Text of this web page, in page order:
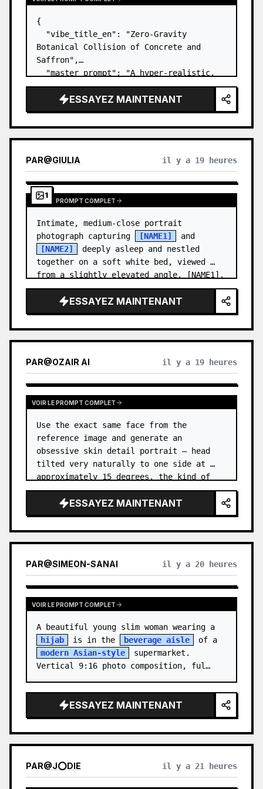
{
  "vibe_title_en": "Zero-Gravity
Botanical Collision of Concrete and
Saffron",
  "master_prompt": "A hyper-realistic,
surreal high-fashion editorial. The
Protagonist stands center-frame in a
colossal, brutalist concrete botanical
seed vault. They are wearing…
ESSAYEZ MAINTENANT
PAR@GIULIA il y a 19 heures
1
VOIR LE PROMPT COMPLET
Intimate, medium-close portrait
photograph capturing
[NAME1]
[NAME2]
deeply asleep and nestled
together on a soft white bed, viewed
from a slightly elevated angle. [NAME1],
…
ESSAYEZ MAINTENANT
PAR@OZAIR AI il y a 19 heures
VOIR LE PROMPT COMPLET
Use the exact same face from the
reference image and generate an
obsessive skin detail portrait — head
tilted very naturally to one side at
approximately 15 degrees, the kind of
involuntary tilt that happens when
someone is genuinely listening or lost
in a qui…
ESSAYEZ MAINTENANT
PAR@SIMEON-SANAI il y a 20 heures
VOIR LE PROMPT COMPLET
hijab
is in the beverage aisle
modern Asian-style
supermarket.
Vertical 9:16 photo composition, ful…
ESSAYEZ MAINTENANT
PAR@J⭕DIE il y a 21 heures